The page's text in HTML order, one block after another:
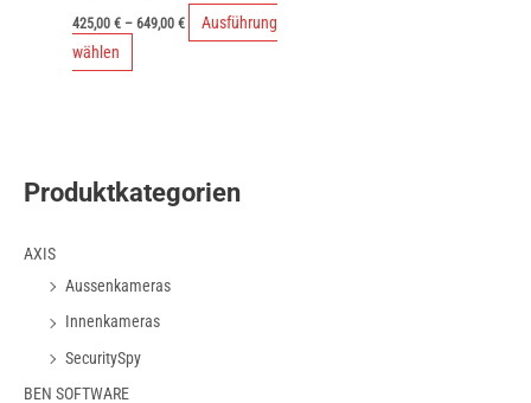
425,00€ –649,00€
Ausführung
wählen
auf.
können
auf
Produktkategorien
AXIS
Aussenkameras
Innenkameras
SecuritySpy
BEN SOFTWARE